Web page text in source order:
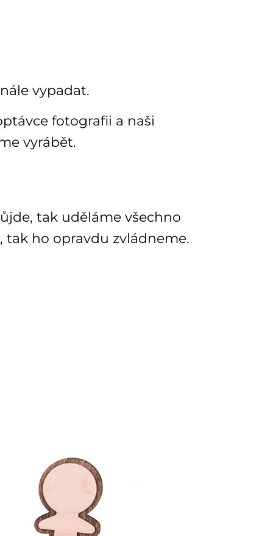
vypadat.
fotografii a naši
vyrábět.
tak uděláme všechno
ho opravdu zvládneme.